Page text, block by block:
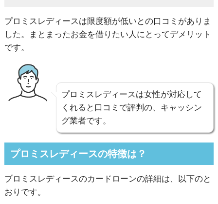
プロミスレディースは限度額が低いとの口コミがありま
した。まとまったお金を借りたい人にとってデメリット
です。
プロミスレディースは女性が対応して
くれると口コミで評判の、キャッシン
グ業者です。
プロミスレディースの特徴は？
プロミスレディースのカードローンの詳細は、以下のと
おりです。